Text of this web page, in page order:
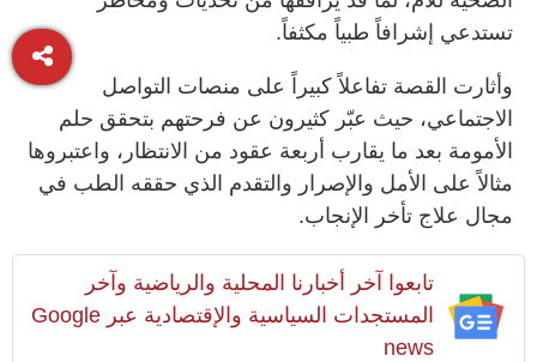
تستدعي إشرافاً طبياً مكثفاً.
وأثارت القصة تفاعلاً كبيراً على منصات التواصل
الاجتماعي، حيث عبّر كثيرون عن فرحتهم بتحقق حلم
الأمومة بعد ما يقارب أربعة عقود من الانتظار، واعتبروها
مثالاً على الأمل والإصرار والتقدم الذي حققه الطب في
مجال علاج تأخر الإنجاب.
تابعوا آخر أخبارنا المحلية والرياضية وآخر
المستجدات السياسية والإقتصادية عبر Google
news